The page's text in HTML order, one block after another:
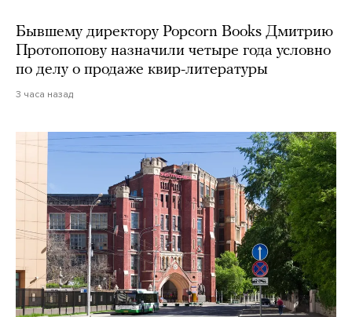
Бывшему директору Popcorn Books Дмитрию
Протопопову назначили четыре года условно
по делу о продаже квир-литературы
3 часа назад